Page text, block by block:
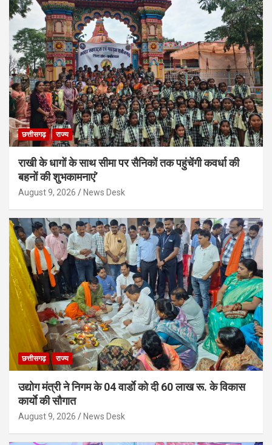
छत्तीसगढ़ राज्य
राखी के धागों के साथ सीमा पर सैनिकों तक पहुंचेंगी कवर्धा की
बहनों की शुभकामनाएं’
August 9, 2026 News Desk
छत्तीसगढ़ राज्य
उद्योग मंत्री ने निगम के 04 वार्डाे को दी 60 लाख रू. के विकास
कार्याे की सौगात
August 9, 2026 News Desk